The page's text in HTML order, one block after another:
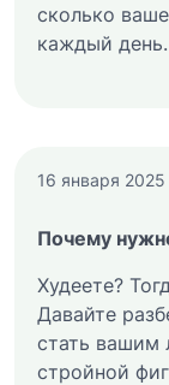
сколько
каждый день.
16 января 2025
Почему
Худеете?
Давайте
стать вашим
стройной